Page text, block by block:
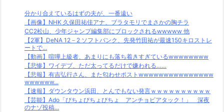
分かり合えているはずの夫が、一番遠い
【画像】NHK 久保田祐佳アナ、ブラタモリでまさかの胸チラ
CC2松山、少年ジャンプ編集部にブロックされるwwwww 他
【2軍】DeNA 12－2 ソフトバンク、先発竹田祐が最速150キロストレ
ートで...
【動画】喧嘩上級者、あまりにも落ち着きすぎているwwwwwwww
【悲惨】ワイデブ、ただ太ってるだけで嫌われる……
【悲報】有吉弘行さん、また匂わせポストwwwwwwwwwwwwwww
wwwwww...
【速報】ダウンタウン浜田、とんでもない発言ｗｗｗｗｗｗｗｗｗｗ
【芸能】Ado「びちょびちょびちょ アンチョビアタック！」 深夜
のナゾ投稿...